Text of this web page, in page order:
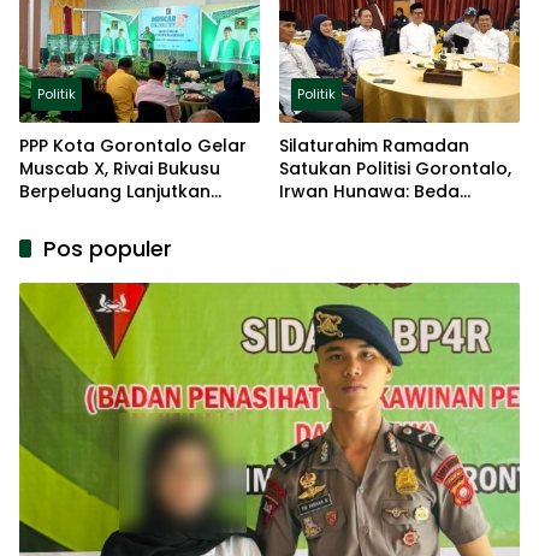
Politik
PPP Kota Gorontalo Gelar
Muscab X, Rivai Bukusu
Berpeluang Lanjutkan
Politik
Silaturahim Ramadan
Satukan Politisi Gorontalo,
Irwan Hunawa: Beda
Pos populer